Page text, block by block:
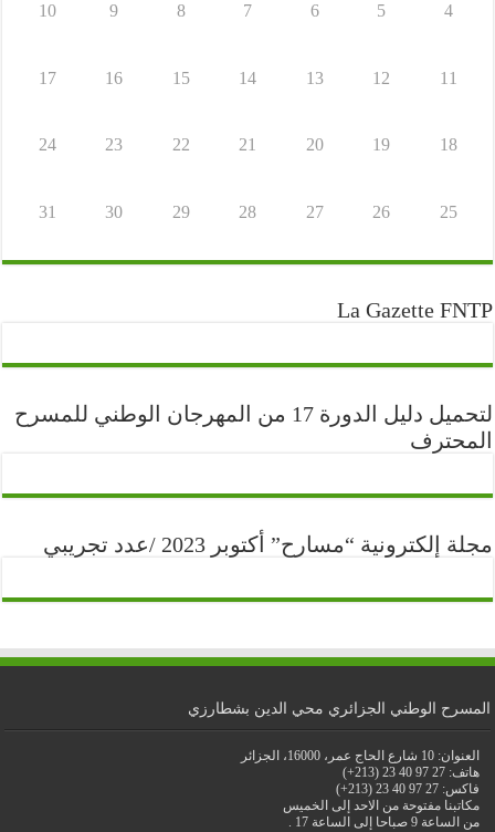
4
5
6
7
8
9
10
11
12
13
14
15
16
17
18
19
20
21
22
23
24
25
26
27
28
29
30
31
La Gazette FNTP
لتحميل دليل الدورة 17 من المهرجان الوطني للمسرح
المحترف
مجلة إلكترونية “مسارح” أكتوبر 2023 /عدد تجريبي
المسرح الوطني الجزائري محي الدين بشطارزي
العنوان: 10 شارع الحاج عمر، 16000، الجزائر
هاتف: 27 97 40 23 (213+)
فاكس: 27 97 40 23 (213+)
مكاتبنا مفتوحة من الاحد إلى الخميس
من الساعة 9 صباحا إلى الساعة 17 .